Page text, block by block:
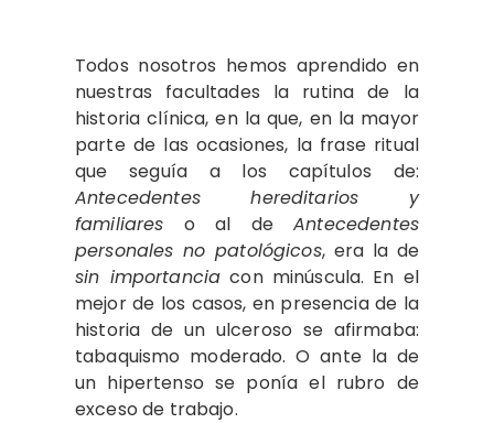
Todos nosotros hemos aprendido en
nuestras facultades la rutina de la
histo­ria clínica, en la que, en la mayor
parte de las ocasiones, la frase ritual
que seguía a los capítulos de:
Antecedentes heredi­tarios y
familiares o al deAntecedentes
personales no patológicos, era la de
sin importancia con minúscula. En el
mejor de los casos, en presencia de la
historia de un ulceroso se afirmaba:
tabaquismo mo­derado. O ante la de
un hipertenso se po­nía el rubro de
exceso de trabajo.